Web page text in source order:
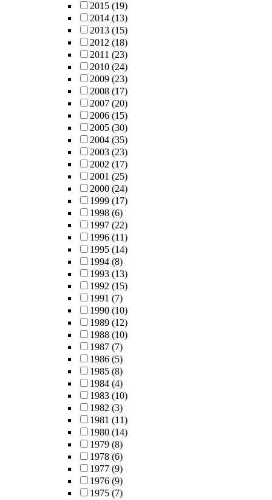
2015 (19)
2014 (13)
2013 (15)
2012 (18)
2011 (23)
2010 (24)
2009 (23)
2008 (17)
2007 (20)
2006 (15)
2005 (30)
2004 (35)
2003 (23)
2002 (17)
2001 (25)
2000 (24)
1999 (17)
1998 (6)
1997 (22)
1996 (11)
1995 (14)
1994 (8)
1993 (13)
1992 (15)
1991 (7)
1990 (10)
1989 (12)
1988 (10)
1987 (7)
1986 (5)
1985 (8)
1984 (4)
1983 (10)
1982 (3)
1981 (11)
1980 (14)
1979 (8)
1978 (6)
1977 (9)
1976 (9)
1975 (7)